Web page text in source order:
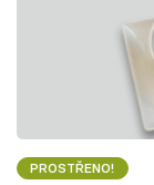
PROSTŘENO!